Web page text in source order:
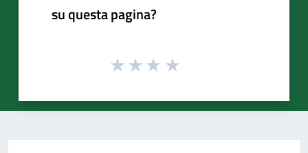
su questa pagina?